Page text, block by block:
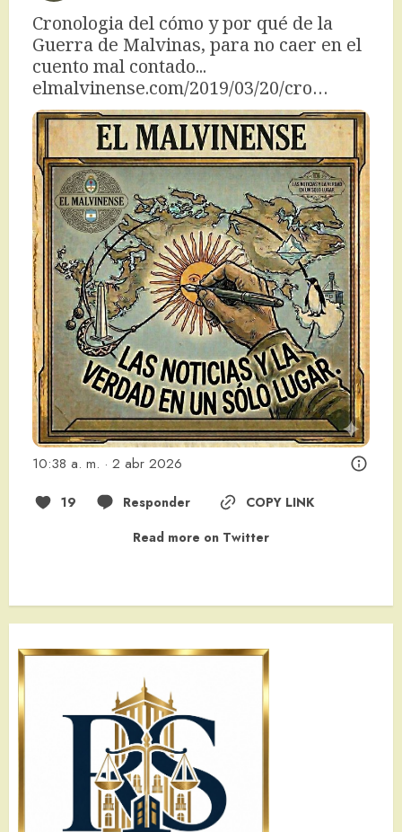
Cronologia del cómo y por qué de la
Guerra de Malvinas, para no caer en el
elmalvinense.com/2019/03/20/cro…
10:38 a. m. · 2 abr 2026
19 Responder
COPY LINK
Read more on Twitter